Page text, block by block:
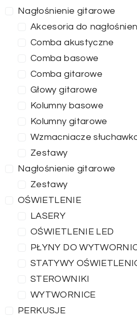
Nagłośnienie gitarowe
Akcesoria do
Comba akustyczne
Comba basowe
Comba gitarowe
Głowy gitarowe
Kolumny basowe
Kolumny gitarowe
Wzmacniacze
Zestawy
Nagłośnienie gitarowe
Zestawy
OŚWIETLENIE
LASERY
OŚWIETLENIE LED
PŁYNY DO
STATYWY
STEROWNIKI
WYTWORNICE
PERKUSJE